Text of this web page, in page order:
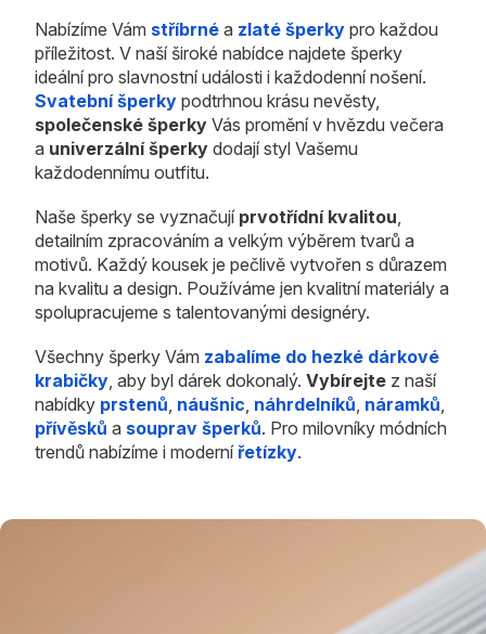
Nabízíme Vám stříbrné a zlaté šperky pro každou
příležitost. V naší široké nabídce najdete šperky
ideální pro slavnostní události i každodenní nošení.
Svatební šperky podtrhnou krásu nevěsty,
společenské šperky Vás promění v hvězdu večera
a univerzální šperky dodají styl Vašemu
každodennímu outfitu.
Naše šperky se vyznačují prvotřídní kvalitou,
detailním zpracováním a velkým výběrem tvarů a
motivů. Každý kousek je pečlivě vytvořen s důrazem
na kvalitu a design. Používáme jen kvalitní materiály a
spolupracujeme s talentovanými designéry.
Všechny šperky Vám zabalíme do hezké dárkové
krabičky, aby byl dárek dokonalý. Vybírejte z naší
nabídky prstenů, náušnic, náhrdelníků, náramků,
přívěsků a souprav šperků. Pro milovníky módních
trendů nabízíme i modernířetízky.